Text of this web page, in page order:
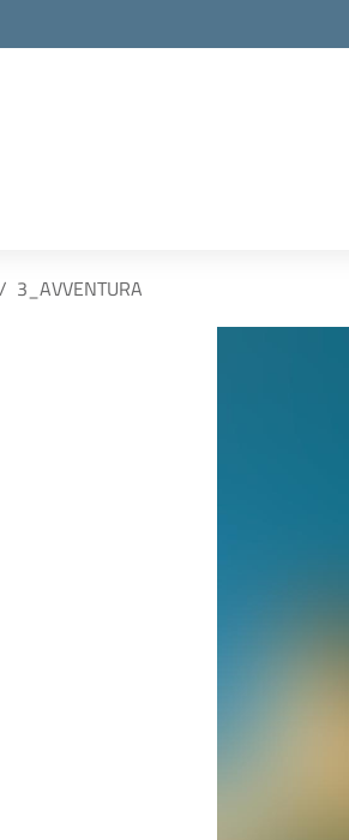
3_AVVENTURA